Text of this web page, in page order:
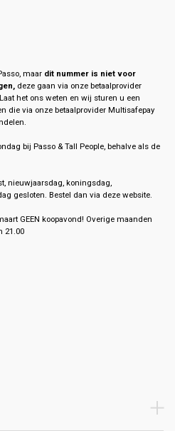
maar dit nummer is niet voor
deze gaan via onze betaalprovider
het ons weten en wij sturen u een
die via onze betaalprovider Multisafepay
bij Passo & Tall People, behalve als de
nieuwjaarsdag, koningsdag,
gesloten. Bestel dan via deze website.
GEEN koopavond! Overige maanden
21.00